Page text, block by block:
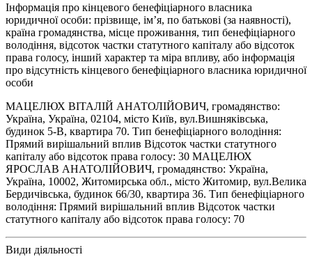
Інформація про кінцевого бенефіціарного власника
юридичної особи: прізвище, ім’я, по батькові (за наявності),
країна громадянства, місце проживання, тип бенефіціарного
володіння, відсоток частки статутного капіталу або відсоток
права голосу, інший характер та міра впливу, або інформація
про відсутність кінцевого бенефіціарного власника юридичної
особи
МАЦЕЛЮХ ВІТАЛІЙ АНАТОЛІЙОВИЧ, громадянство:
Україна, Україна, 02104, місто Київ, вул.Вишняківська,
будинок 5-В, квартира 70. Тип бенефіціарного володіння:
Прямий вирішальний вплив Відсоток частки статутного
капіталу або відсоток права голосу: 30 МАЦЕЛЮХ
ЯРОСЛАВ АНАТОЛІЙОВИЧ, громадянство: Україна,
Україна, 10002, Житомирська обл., місто Житомир, вул.Велика
Бердичівська, будинок 66/30, квартира 36. Тип бенефіціарного
володіння: Прямий вирішальний вплив Відсоток частки
статутного капіталу або відсоток права голосу: 70
Види діяльності